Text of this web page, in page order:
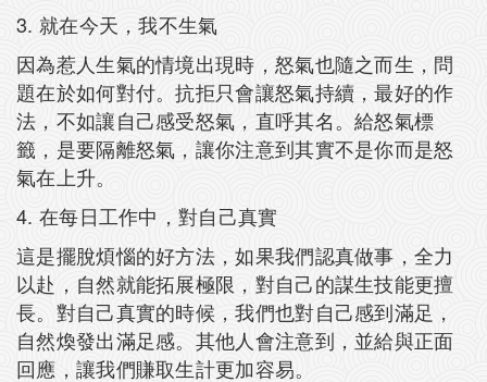
3. 就在今天，我不生氣
因為惹人生氣的情境出現時，怒氣也隨之而生，問
題在於如何對付。抗拒只會讓怒氣持續，最好的作
法，不如讓自己感受怒氣，直呼其名。給怒氣標
籤，是要隔離怒氣，讓你注意到其實不是你而是怒
氣在上升。
4. 在每日工作中，對自己真實
這是擺脫煩惱的好方法，如果我們認真做事，全力
以赴，自然就能拓展極限，對自己的謀生技能更擅
長。對自己真實的時候，我們也對自己感到滿足，
自然煥發出滿足感。其他人會注意到，並給與正面
回應，讓我們賺取生計更加容易。